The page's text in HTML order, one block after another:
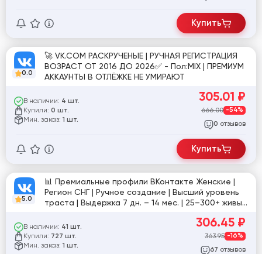
Купить
0.0
🚀 VK.COM РАСКРУЧЕНЫЕ | РУЧНАЯ РЕГИСТРАЦИЯ
ВОЗРАСТ ОТ 2016 ДО 2026✅ - Пол:MIX | ПРЕМИУМ
АККАУНТЫ В ОТЛЁЖКЕ НЕ УМИРАЮТ
В наличии: 4 шт.
Купили: 0 шт.
Мин. заказ: 1 шт.
305.01 ₽
666.00 -54%
0 отзывов
Купить
5.0
📊 Премиальные профили ВКонтакте Женские |
Регион СНГ | Ручное создание | Высший уровень
траста | Выдержка 7 дн. – 14 мес. | 25–300+ живых
В наличии: 41 шт.
Купили: 727 шт.
Мин. заказ: 1 шт.
306.45 ₽
363.95 -16%
67 отзывов